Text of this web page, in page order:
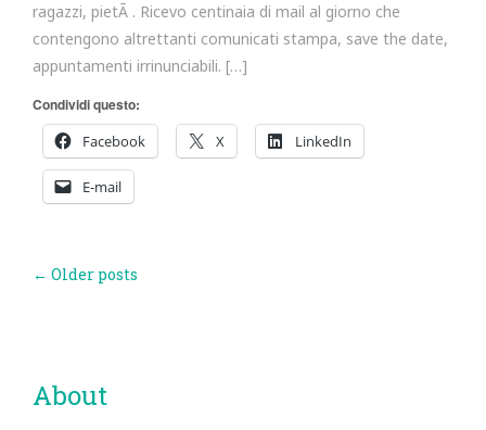
ragazzi, pietÃ . Ricevo centinaia di mail al giorno che
contengono altrettanti comunicati stampa, save the date,
appuntamenti irrinunciabili. […]
Condividi questo:
Facebook
X LinkedIn
E-mail
Post
← Older posts
About